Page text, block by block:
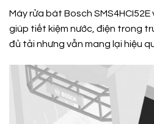
Máy rửa bát Bosch
giúp tiết kiệm nước, điện trong
đủ tải nhưng vẫn mang lại hiệu